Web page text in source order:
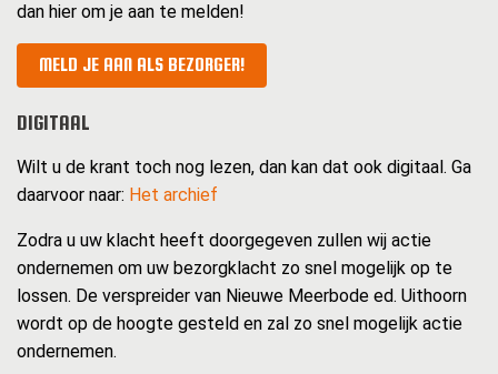
dan hier om je aan te melden!
MELD JE AAN ALS BEZORGER!
DIGITAAL
Wilt u de krant toch nog lezen, dan kan dat ook digitaal. Ga
daarvoor naar: Het archief
Zodra u uw klacht heeft doorgegeven zullen wij actie
ondernemen om uw bezorgklacht zo snel mogelijk op te
lossen. De verspreider van Nieuwe Meerbode ed. Uithoorn
wordt op de hoogte gesteld en zal zo snel mogelijk actie
ondernemen.